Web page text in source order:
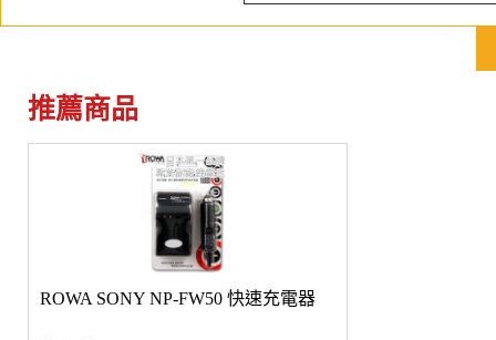
推薦商品
ROWA SONY NP-FW50 快速充電器